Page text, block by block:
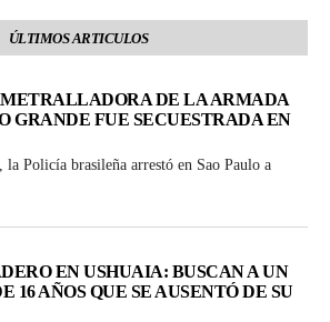
ÚLTIMOS ARTICULOS
DE LA ARMADA
GRANDE FUE SECUESTRADA EN
la Policía brasileña arrestó en Sao Paulo a
EN USHUAIA: BUSCAN A UN
16 AÑOS QUE SE AUSENTÓ DE SU